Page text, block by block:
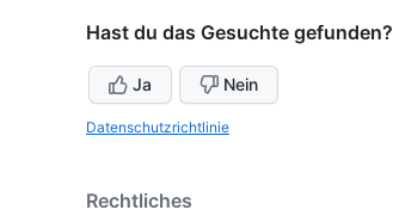
Hast du das Gesuchte gefunden?
Ja Nein
Datenschutzrichtlinie
Rechtliches